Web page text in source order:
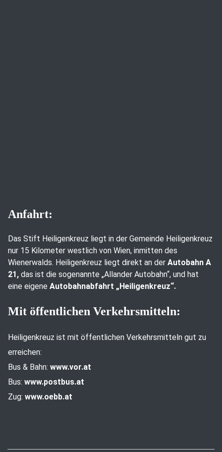
Anfahrt:
Das Stift Heiligenkreuz liegt in der Gemeinde Heiligenkreuz
nur 15 Kilometer westlich von Wien, inmitten des
Wienerwalds. Heiligenkreuz liegt direkt an der Autobahn A
21, das ist die sogenannte „Allander Autobahn“, und hat
eine eigene Autobahnabfahrt „Heiligenkreuz“.
Mit öffentlichen Verkehrsmitteln:
Heiligenkreuz ist mit öffentlichen Verkehrsmitteln gut zu
erreichen:
Bus & Bahn: www.vor.at
Bus: www.postbus.at
Zug: www.oebb.at